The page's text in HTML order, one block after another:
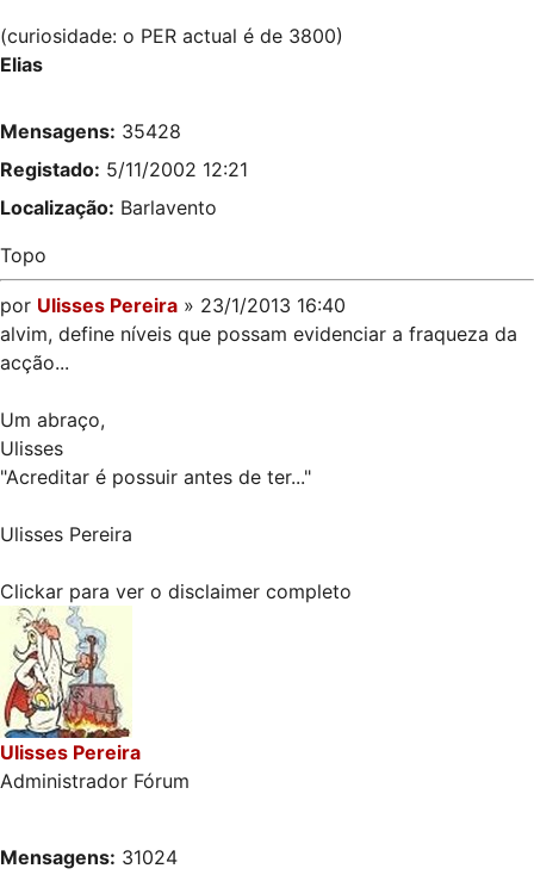
(curiosidade: o PER actual é de 3800)
Elias
Mensagens: 35428
Registado: 5/11/2002 12:21
Localização: Barlavento
Topo
por Ulisses Pereira » 23/1/2013 16:40
alvim, define níveis que possam evidenciar a fraqueza da
acção...
Um abraço,
Ulisses
"Acreditar é possuir antes de ter..."
Ulisses Pereira
Clickar para ver o disclaimer completo
Ulisses Pereira
Administrador Fórum
Mensagens: 31024